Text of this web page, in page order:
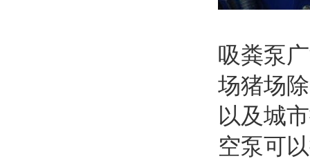
吸粪泵
场猪场
以及城
空泵可